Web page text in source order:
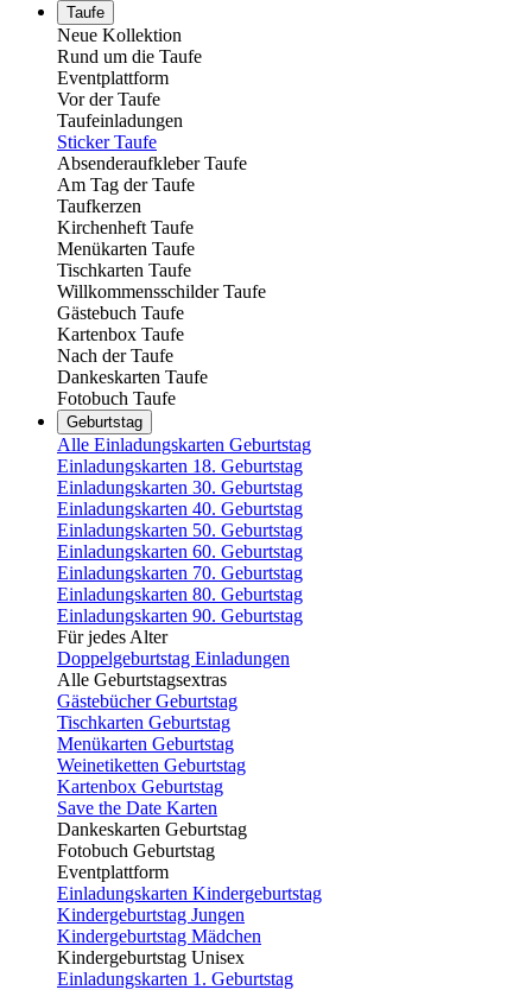
Taufe
Neue Kollektion
Rund um die Taufe
Eventplattform
Vor der Taufe
Taufeinladungen
Sticker Taufe
Absenderaufkleber Taufe
Am Tag der Taufe
Taufkerzen
Kirchenheft Taufe
Menükarten Taufe
Tischkarten Taufe
Willkommensschilder Taufe
Gästebuch Taufe
Kartenbox Taufe
Nach der Taufe
Dankeskarten Taufe
Fotobuch Taufe
Geburtstag
Alle Einladungskarten Geburtstag
Einladungskarten 18. Geburtstag
Einladungskarten 30. Geburtstag
Einladungskarten 40. Geburtstag
Einladungskarten 50. Geburtstag
Einladungskarten 60. Geburtstag
Einladungskarten 70. Geburtstag
Einladungskarten 80. Geburtstag
Einladungskarten 90. Geburtstag
Für jedes Alter
Doppelgeburtstag Einladungen
Alle Geburtstagsextras
Gästebücher Geburtstag
Tischkarten Geburtstag
Menükarten Geburtstag
Weinetiketten Geburtstag
Kartenbox Geburtstag
Save the Date Karten
Dankeskarten Geburtstag
Fotobuch Geburtstag
Eventplattform
Einladungskarten Kindergeburtstag
Kindergeburtstag Jungen
Kindergeburtstag Mädchen
Kindergeburtstag Unisex
Einladungskarten 1. Geburtstag